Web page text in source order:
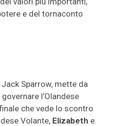
e del tornaconto
Sparrow, mette da
l’Olandese
che vede lo scontro
Volante, Elizabeth e